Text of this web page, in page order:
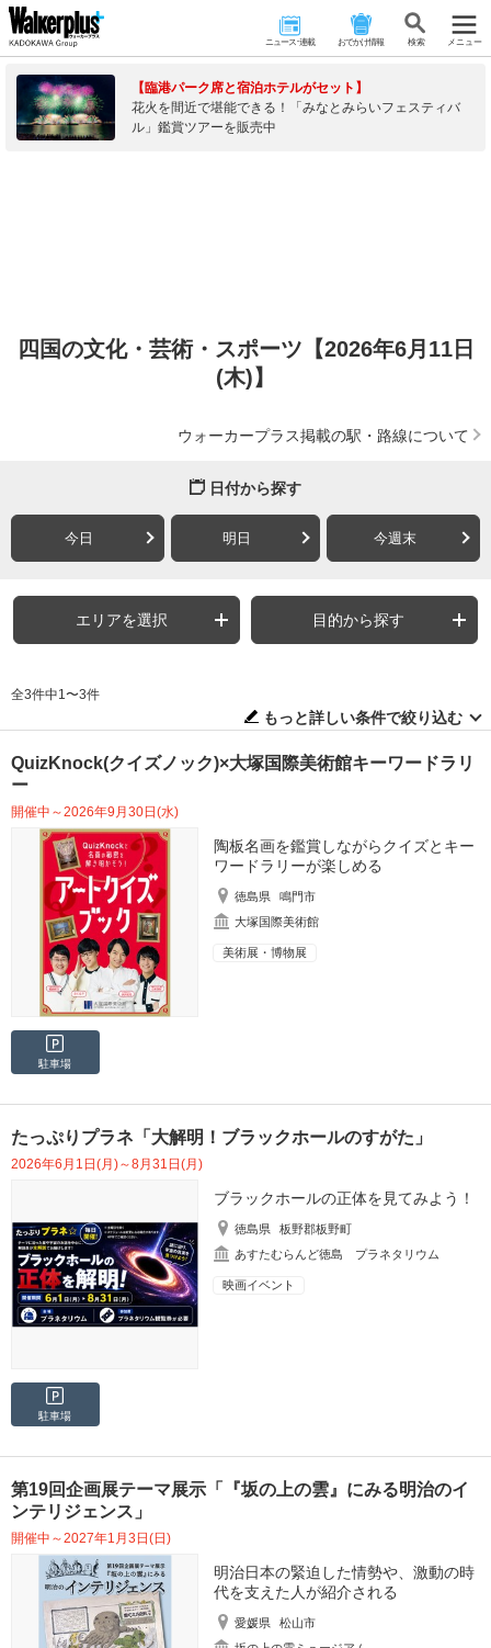
ニュース･連載 おでかけ情報 検 索 メニュー
【臨港パーク席と宿泊ホテルがセット】
花火を間近で堪能できる！「みなとみらいフェスティバ
ル」鑑賞ツアーを販売中
四国の文化・芸術・スポーツ【2026年6月11日
(木)】
ウォーカープラス掲載の駅・路線について
日付から探す
今日 明日 今週末
エリアを選択 目的から探す
全3件中1〜3件
もっと詳しい条件で絞り込む
QuizKnock(クイズノック)×大塚国際美術館キーワードラリ
ー
開催中～2026年9月30日(水)
陶板名画を鑑賞しながらクイズとキー
ワードラリーが楽しめる
徳島県
鳴門市
大塚国際美術館
美術展・博物展
駐車場
たっぷりプラネ「大解明！ブラックホールのすがた」
2026年6月1日(月)～8月31日(月)
ブラックホールの正体を見てみよう！
徳島県
板野郡板野町
あすたむらんど徳島 プラネタリウム
映画イベント
駐車場
第19回企画展テーマ展示「『坂の上の雲』にみる明治のイ
ンテリジェンス」
開催中～2027年1月3日(日)
明治日本の緊迫した情勢や、激動の時
代を支えた人が紹介される
愛媛県
松山市